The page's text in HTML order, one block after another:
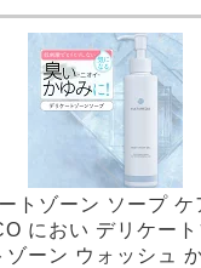
トゾーン ソープ ケ
におい デリケー
ゾーン ウォッシュ